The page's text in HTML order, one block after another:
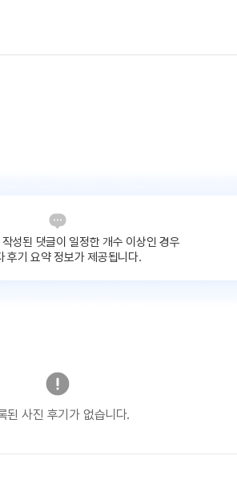
성된 댓글이 일정한 개수 이상인 경우
후기 요약 정보가 제공됩니다.
된 사진 후기가 없습니다.